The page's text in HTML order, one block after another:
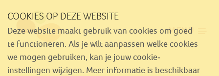
links
over
Spring
naar
MENU
Aanbod
Nieuws
COOKIES OP DEZE WEBSITE
Deze website maakt gebruik van cookies om goed
te functioneren. Als je wilt aanpassen welke cookies
we mogen gebruiken, kan je jouw cookie-
instellingen wijzigen. Meer informatie is beschikbaar